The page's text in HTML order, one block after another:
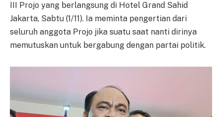
III Projo yang berlangsung di Hotel Grand Sahid
Jakarta, Sabtu (1/11). Ia meminta pengertian dari
seluruh anggota Projo jika suatu saat nanti dirinya
memutuskan untuk bergabung dengan partai politik.